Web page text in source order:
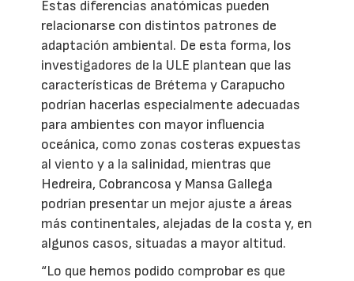
Estas diferencias anatómicas pueden
relacionarse con distintos patrones de
adaptación ambiental. De esta forma, los
investigadores de la ULE plantean que las
características de Brétema y Carapucho
podrían hacerlas especialmente adecuadas
para ambientes con mayor influencia
oceánica, como zonas costeras expuestas
al viento y a la salinidad, mientras que
Hedreira, Cobrancosa y Mansa Gallega
podrían presentar un mejor ajuste a áreas
más continentales, alejadas de la costa y, en
algunos casos, situadas a mayor altitud.
“Lo que hemos podido comprobar es que